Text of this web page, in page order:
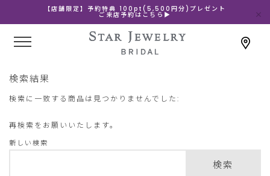
【店舗限定】予約特典 100pt(5,500円分)プレゼント
ご来店予約はこちら▶
検索結果
検索に一致する商品は見つかりませんでした:
再検索をお願いいたします。
新しい検索
検索